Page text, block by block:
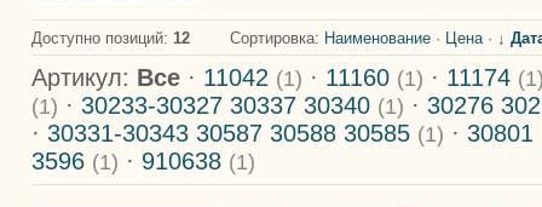
Доступно позиций: 12 Сортировка: Наименование · Цена · ↓
Артикул: Все · 11042 (1) · 11160 (1) · 11174
(1) · 30233-30327 30337 30340 (1) · 30276
· 30331-30343 30587 30588 30585 (1) · 30801
3596 (1) · 910638 (1)